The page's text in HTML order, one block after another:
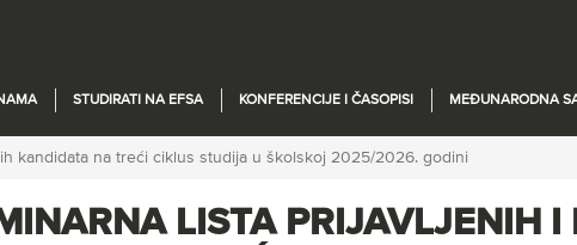
STUDIRATI NA EFSA KONFERENCIJE I ČASOPISI MEĐUNARODNA
kandidata na treći ciklus studija u školskoj 2025/2026. godini
LISTA PRIJAVLJENIH I